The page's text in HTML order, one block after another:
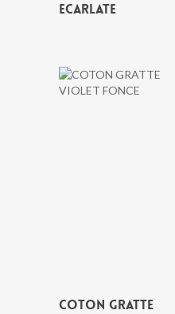
ECARLATE
COTON GRATTE